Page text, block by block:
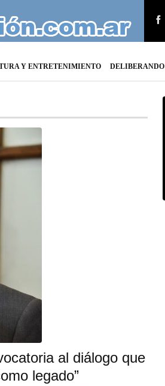
Y ENTRETENIMIENTO DELIBERANDO
al diálogo que
legado”